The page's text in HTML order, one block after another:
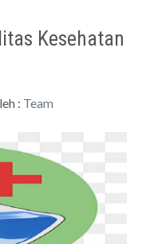
Kesehatan
: Team